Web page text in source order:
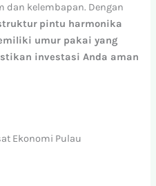
dan kelembapan. Dengan
pintu harmonika
umur pakai yang
investasi Anda aman
Ekonomi Pulau